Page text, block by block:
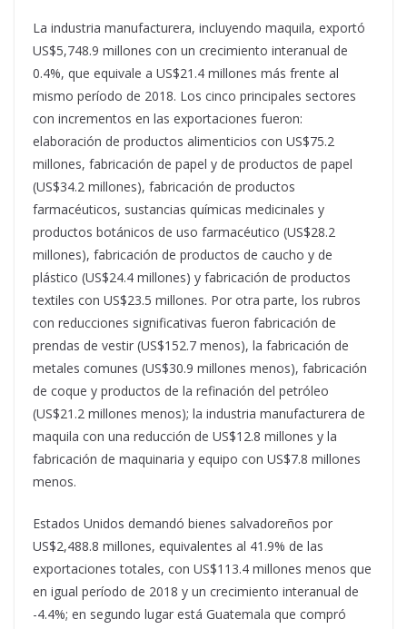
La industria manufacturera, incluyendo maquila, exportó
US$5,748.9 millones con un crecimiento interanual de
0.4%, que equivale a US$21.4 millones más frente al
mismo período de 2018. Los cinco principales sectores
con incrementos en las exportaciones fueron:
elaboración de productos alimenticios con US$75.2
millones, fabricación de papel y de productos de papel
(US$34.2 millones), fabricación de productos
farmacéuticos, sustancias químicas medicinales y
productos botánicos de uso farmacéutico (US$28.2
millones), fabricación de productos de caucho y de
plástico (US$24.4 millones) y fabricación de productos
textiles con US$23.5 millones. Por otra parte, los rubros
con reducciones significativas fueron fabricación de
prendas de vestir (US$152.7 menos), la fabricación de
metales comunes (US$30.9 millones menos), fabricación
de coque y productos de la refinación del petróleo
(US$21.2 millones menos); la industria manufacturera de
maquila con una reducción de US$12.8 millones y la
fabricación de maquinaria y equipo con US$7.8 millones
menos.
Estados Unidos demandó bienes salvadoreños por
US$2,488.8 millones, equivalentes al 41.9% de las
exportaciones totales, con US$113.4 millones menos que
en igual período de 2018 y un crecimiento interanual de
-4.4%; en segundo lugar está Guatemala que compró